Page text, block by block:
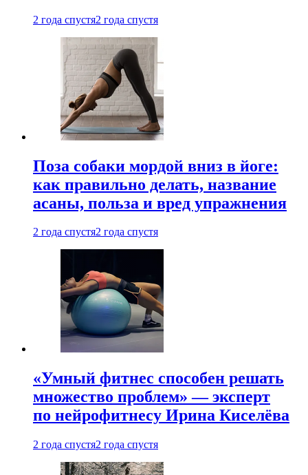
2 года спустя2 года спустя
Поза собаки мордой вниз в йоге:
как правильно делать, название
асаны, польза и вред упражнения
2 года спустя2 года спустя
«Умный фитнес способен решать
множество проблем» — эксперт
по нейрофитнесу Ирина Киселёва
2 года спустя2 года спустя